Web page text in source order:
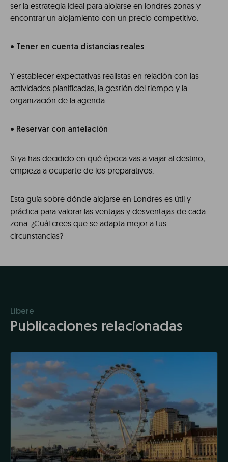
ser la estrategia ideal para alojarse en londres zonas y
encontrar un alojamiento con un precio competitivo.
• Tener en cuenta distancias reales
Y establecer expectativas realistas en relación con las
actividades planificadas, la gestión del tiempo y la
organización de la agenda.
• Reservar con antelación
Si ya has decidido en qué época vas a viajar al destino,
empieza a ocuparte de los preparativos.
Esta guía sobre dónde alojarse en Londres es útil y
práctica para valorar las ventajas y desventajas de cada
zona. ¿Cuál crees que se adapta mejor a tus
circunstancias?
Líbere
Publicaciones relacionadas